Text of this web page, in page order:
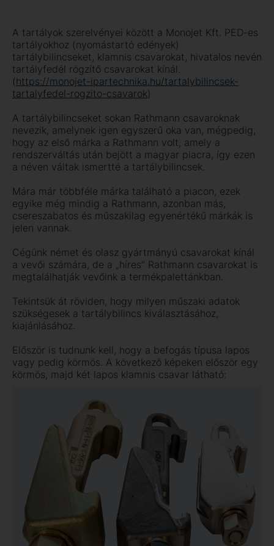
A tartályok szerelvényei között a Monojet Kft. PED-es
tartályokhoz (nyomástartó edények)
tartálybilincseket, klamnis csavarokat, hivatalos nevén
tartályfedél rögzítő csavarokat kínál.
(https://monojet-ipartechnika.hu/tartalybilincsek-
tartalyfedel-rogzito-csavarok)
A tartálybilincseket sokan Rathmann csavaroknak
nevezik, amelynek igen egyszerű oka van, mégpedig,
hogy az első márka a Rathmann volt, amely a
rendszerváltás után bejött a magyar piacra, így ezen
a néven váltak ismertté a tartálybilincsek.
Mára már többféle márka található a piacon, ezek
egyike még mindig a Rathmann, azonban más,
csereszabatos és műszakilag egyenértékű márkák is
jelen vannak.
Cégünk német és olasz gyártmányú csavarokat kínál
a vevői számára, de a „híres” Rathmann csavarokat is
megtalálhatják vevőink a termékpalettánkban.
Tekintsük át röviden, hogy milyen műszaki adatok
szükségesek a tartálybilincs kiválasztásához,
kiajánlásához.
Először is tudnunk kell, hogy a befogás típusa lapos
vagy pedig körmös. A következő képeken először egy
körmös, majd két lapos klamnis csavar látható: